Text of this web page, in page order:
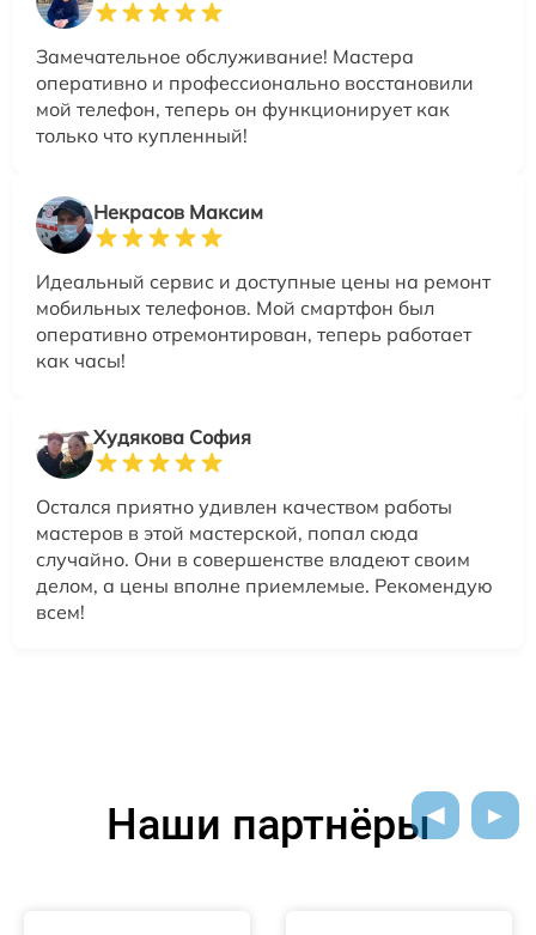
Замечательное обслуживание! Мастера
оперативно и профессионально восстановили
мой телефон, теперь он функционирует как
только что купленный!
Некрасов Максим
Идеальный сервис и доступные цены на ремонт
мобильных телефонов. Мой смартфон был
оперативно отремонтирован, теперь работает
как часы!
Худякова София
Остался приятно удивлен качеством работы
мастеров в этой мастерской, попал сюда
случайно. Они в совершенстве владеют своим
делом, а цены вполне приемлемые. Рекомендую
всем!
Наши партнёры